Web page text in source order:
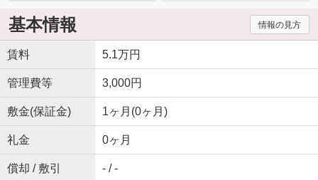
基本情報 情報の見方
賃料 5.1万円
管理費等 3,000円
敷金(保証金) 1ヶ月(0ヶ月)
礼金 0ヶ月
償却 / 敷引 - / -